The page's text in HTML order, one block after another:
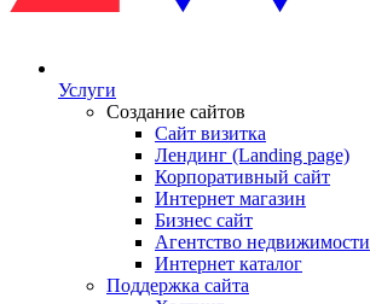
Услуги
Создание сайтов
Сайт визитка
Лендинг (Landing page)
Корпоративный сайт
Интернет магазин
Бизнес сайт
Агентство недвижимости
Интернет каталог
Поддержка сайта